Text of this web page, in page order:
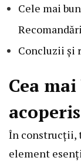
Cele mai
Concluzii și
Cea
În construcții,
element